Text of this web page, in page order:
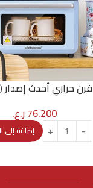
فرن حراري أحدث إصدار (25 لتر)
76.200ر.ع.
إضافة إلى